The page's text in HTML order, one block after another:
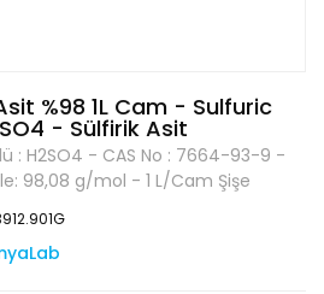
%98 1L Cam - Sulfuric
- Sülfirik Asit
: H2SO4 - CAS No : 7664-93-9 -
98,08 g/mol - 1 L/Cam Şişe